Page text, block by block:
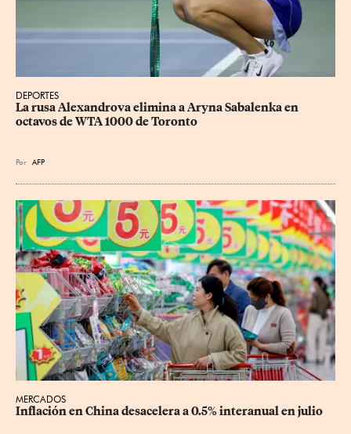
DEPORTES
La rusa Alexandrova elimina a Aryna Sabalenka en
octavos de WTA 1000 de Toronto
Por AFP
MERCADOS
Inflación en China desacelera a 0.5% interanual en julio